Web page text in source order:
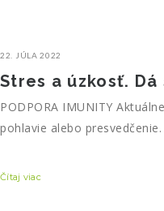
22. JÚLA 2022
Stres a úzkosť. Dá
PODPORA IMUNITY
pohlavie alebo
Čítaj viac